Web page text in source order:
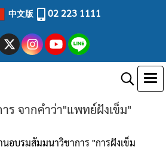
中文版 02 223 1111
ร จากคำว่า"แพทย์ฝังเข็ม"
นอบรมสัมมนาวิชาการ "การฝังเข็ม